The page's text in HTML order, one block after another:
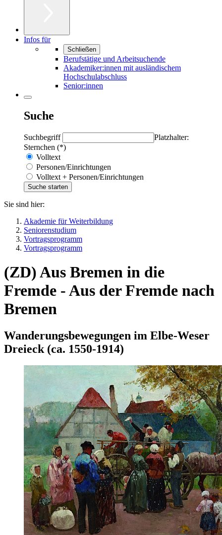
Infos für
Schließen
Berufstätige und Arbeitsuchende
Akademiker:innen mit ausländischem
Hochschulabschluss
Senior:innen
Suche
Suchbegriff
Platzhalter:
Sternchen (*)
Volltext
Personen/Einrichtungen
Volltext + Personen/Einrichtungen
Sie sind hier:
Akademie für Weiterbildung
Seniorenstudium
Vortragsprogramm
Vortragsprogramm
(ZD) Aus Bremen in die
Fremde - Aus der Fremde nach
Bremen
Wanderungsbewegungen im Elbe-Weser
Dreieck (ca. 1550-1914)